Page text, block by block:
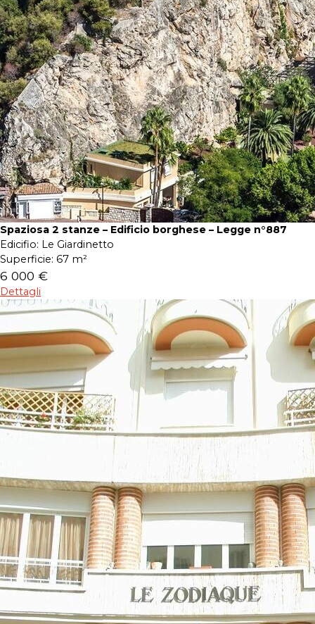
Spaziosa 2 stanze – Edificio borghese – Legge n°887
Edicifio: Le Giardinetto
Superficie: 67 m²
6 000 €
Dettagli